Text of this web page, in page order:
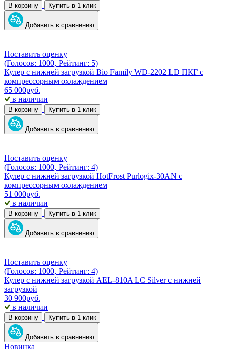
В корзину Купить в 1 клик
Добавить к сравнению
Поставить оценку
(Голосов: 1000, Рейтинг: 5)
Кулер с нижней загрузкой Bio Family WD-2202 LD ПКГ с
компрессорным охлаждением
65 000руб.
в наличии
В корзину Купить в 1 клик
Добавить к сравнению
Поставить оценку
(Голосов: 1000, Рейтинг: 4)
Кулер с нижней загрузкой HotFrost Purlogix-30AN с
компрессорным охлаждением
51 000руб.
в наличии
В корзину Купить в 1 клик
Добавить к сравнению
Поставить оценку
(Голосов: 1000, Рейтинг: 4)
Кулер с нижней загрузкой AEL-810A LC Silver с нижней
загрузкой
30 900руб.
в наличии
В корзину Купить в 1 клик
Добавить к сравнению
Новинка